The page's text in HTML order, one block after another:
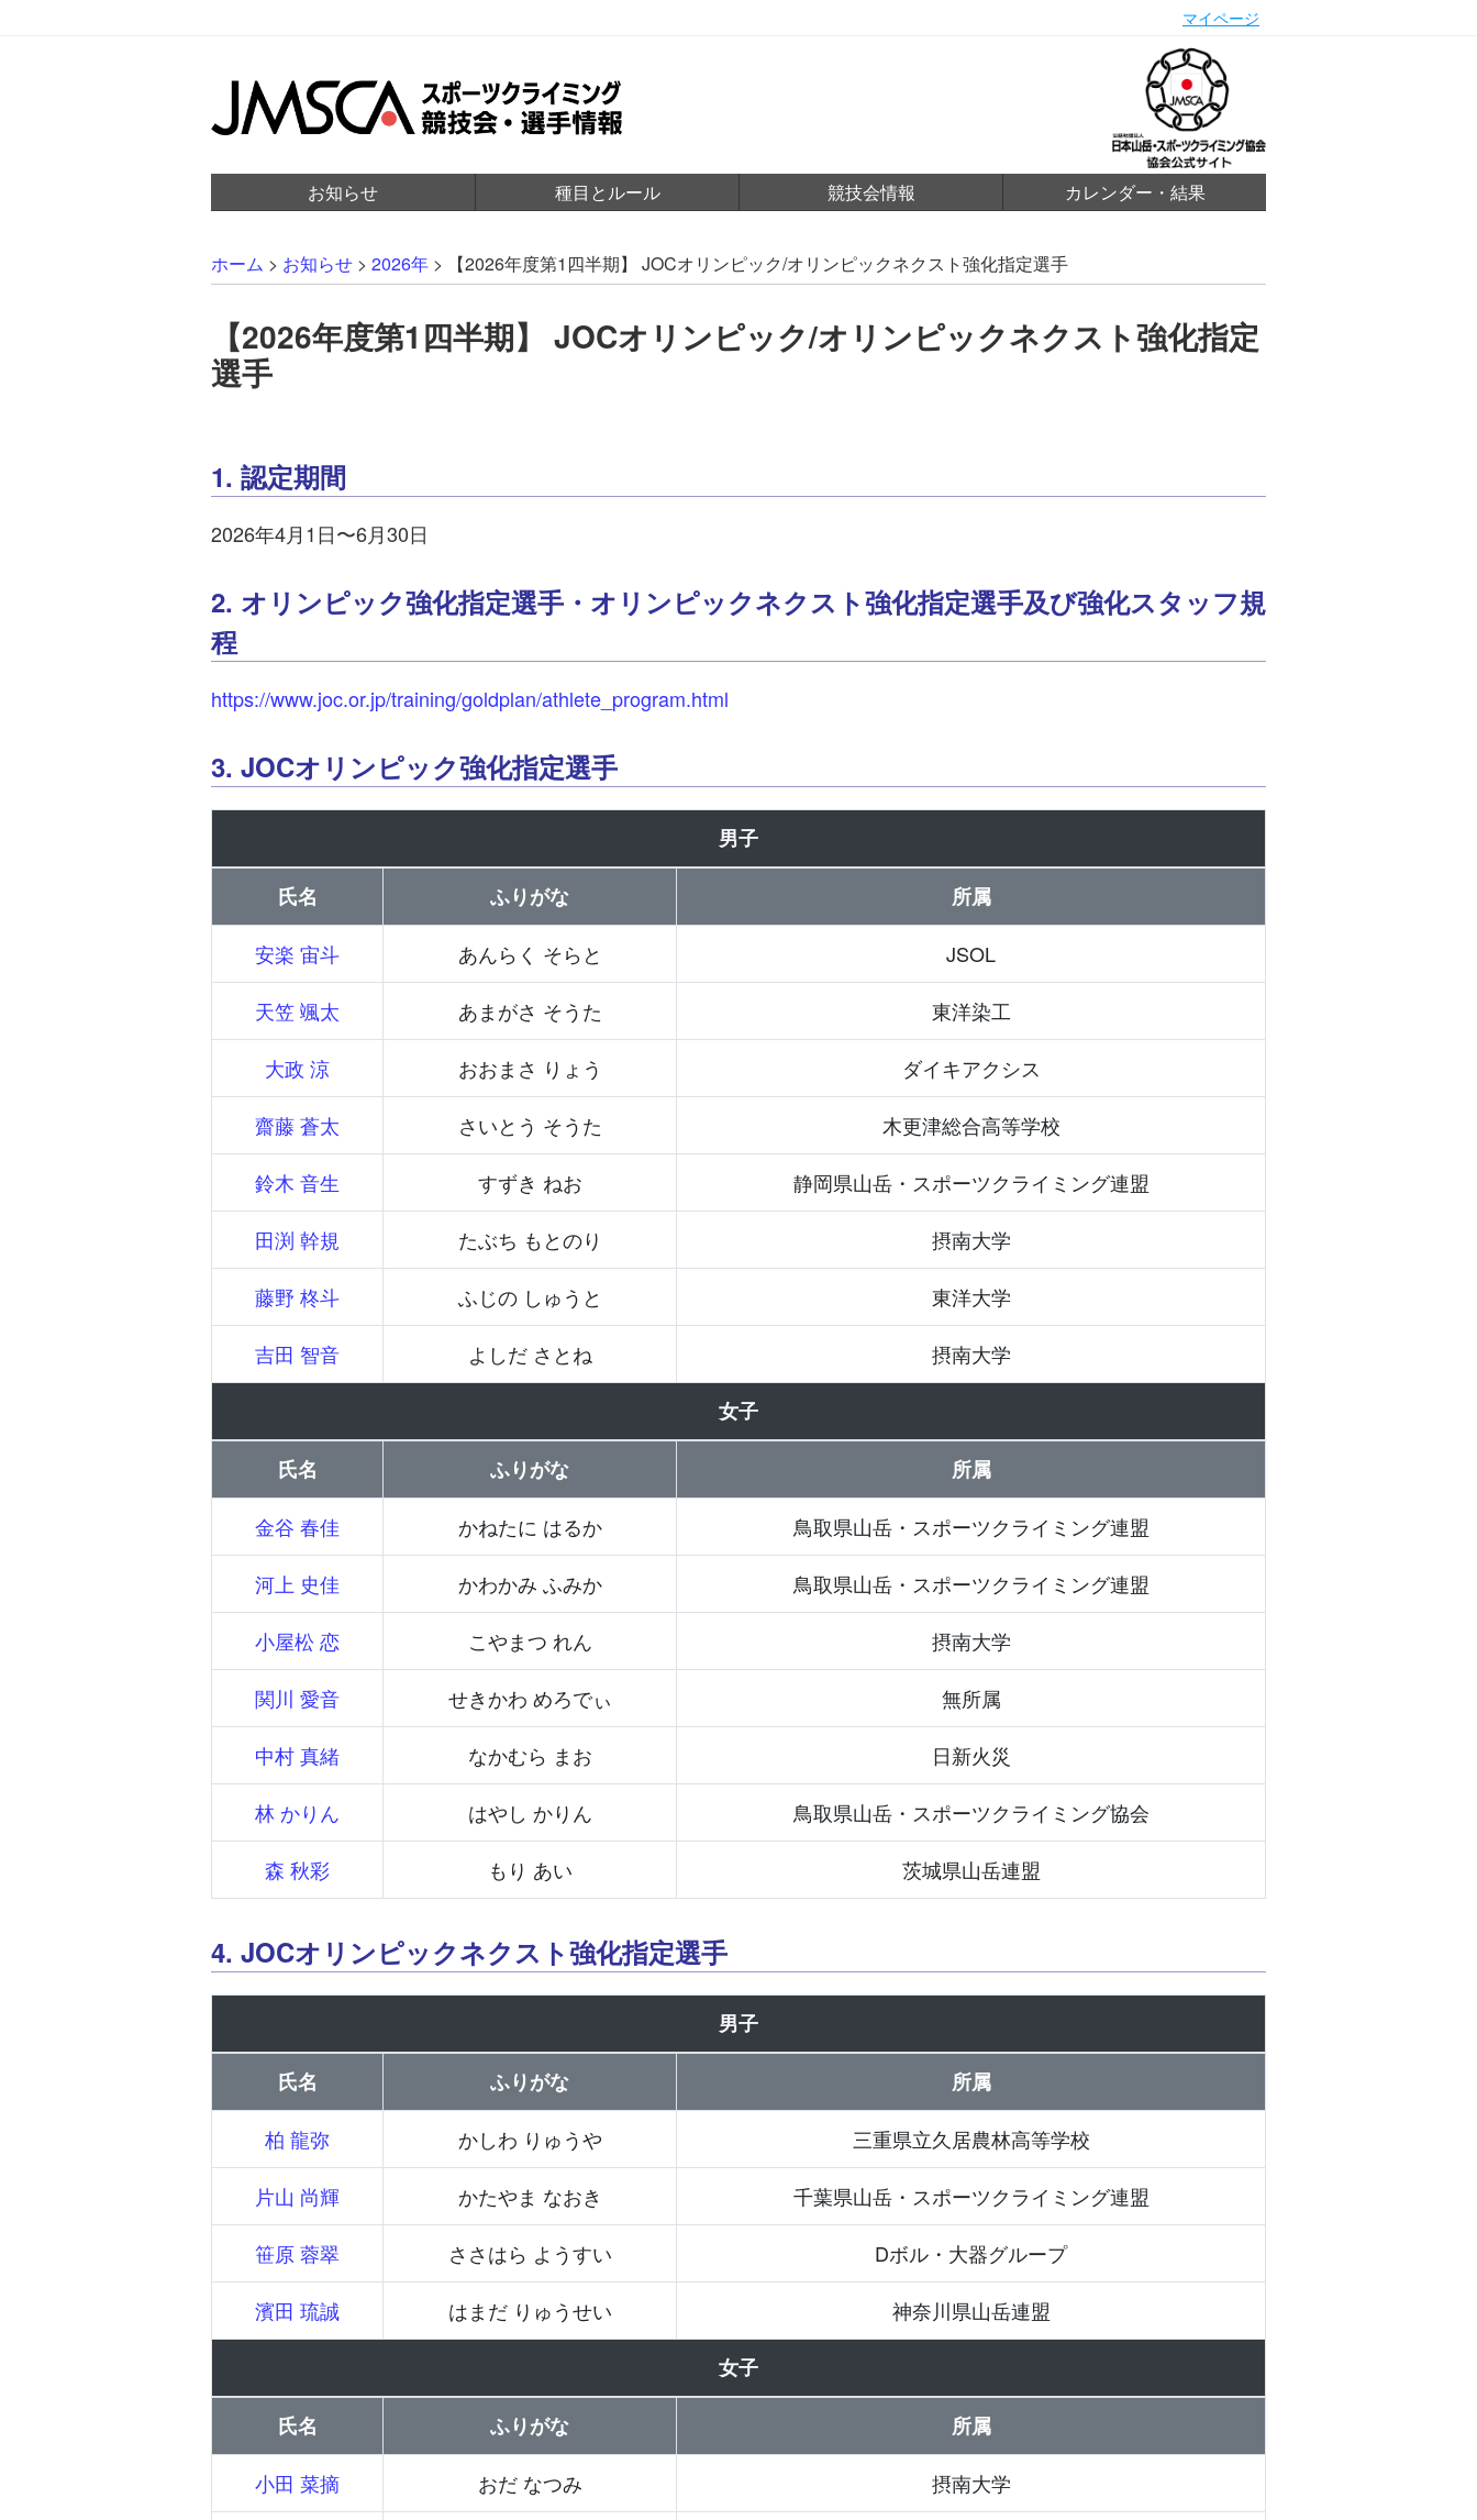
マイページ
お知らせ 種目とルール 競技会情報 カレンダー・結果
ホーム > お知らせ > 2026年 > 【2026年度第1四半期】 JOCオリンピック/オリンピックネクスト強化指定選手
【2026年度第1四半期】 JOCオリンピック/オリンピックネクスト強化指定
選手
1. 認定期間
2026年4月1日〜6月30日
2. オリンピック強化指定選手・オリンピックネクスト強化指定選手及び強化スタッフ規
程
https://www.joc.or.jp/training/goldplan/athlete_program.html
3. JOCオリンピック強化指定選手
男子
氏名 ふりがな
所属
安楽 宙斗
あんらく そらと
JSOL
天笠 颯太
あまがさ そうた
東洋染工
大政 涼
おおまさ りょう
ダイキアクシス
齋藤 蒼太
さいとう そうた
木更津総合高等学校
鈴木 音生
すずき ねお
静岡県山岳・スポーツクライミング連盟
田渕 幹規
たぶち もとのり
摂南大学
藤野 柊斗
ふじの しゅうと
東洋大学
吉田 智音
よしだ さとね
摂南大学
女子
氏名 ふりがな
所属
金谷 春佳
かねたに はるか
鳥取県山岳・スポーツクライミング連盟
河上 史佳
かわかみ ふみか
鳥取県山岳・スポーツクライミング連盟
小屋松 恋
こやまつ れん
摂南大学
関川 愛音
せきかわ めろでぃ
無所属
中村 真緒
なかむら まお
日新火災
林 かりん
はやし かりん
鳥取県山岳・スポーツクライミング協会
森 秋彩
もり あい 茨城県山岳連盟
4. JOCオリンピックネクスト強化指定選手
男子
氏名 ふりがな
所属
柏 龍弥
かしわ りゅうや
三重県立久居農林高等学校
片山 尚輝
かたやま なおき
千葉県山岳・スポーツクライミング連盟
笹原 蓉翠
ささはら ようすい
Dボル・大器グループ
濱田 琉誠
はまだ りゅうせい
神奈川県山岳連盟
女子
氏名 ふりがな
所属
小田 菜摘
おだ なつみ
摂南大学